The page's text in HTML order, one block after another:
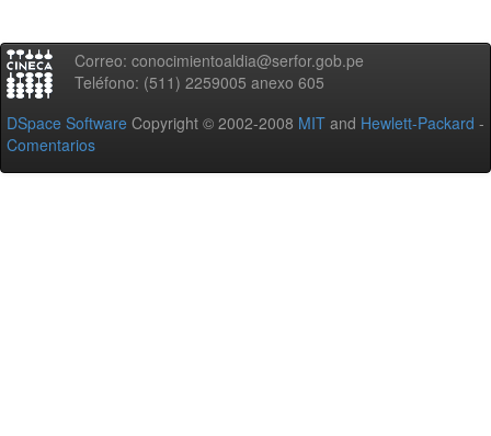
Correo: conocimientoaldia@serfor.gob.pe
Teléfono: (511) 2259005 anexo 605
DSpace Software Copyright © 2002-2008 MIT and Hewlett-Packard -
Comentarios